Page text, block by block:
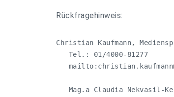
Rückfragehinweis:
Christian Kaufmann,
   Tel.: 01/4000-81277
   mailto:
Mag.a Claudia Nekvasil-